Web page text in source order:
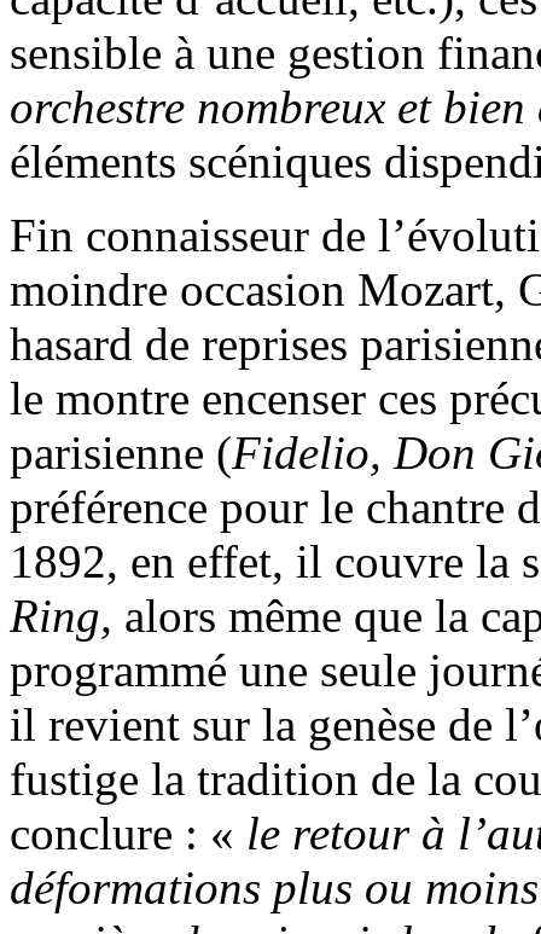
sensible à une gestion
orchestre nombreux et
éléments scéniques
Fin connaisseur de
moindre occasion Mozart,
hasard de reprises
le montre encenser ces
parisienne (Fidelio, Don
préférence pour le chantre
1892, en effet, il couvre la
Ring, alors même que la
programmé une seule
il revient sur la genèse de
fustige la tradition de la
conclure : « le retour à
déformations plus ou